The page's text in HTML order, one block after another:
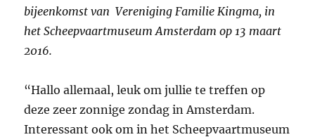
bijeenkomst van Vereniging Familie Kingma, in
het Scheepvaartmuseum Amsterdam op 13 maart
2016.
“Hallo allemaal, leuk om jullie te treffen op
deze zeer zonnige zondag in Amsterdam.
Interessant ook om in het Scheepvaartmuseum